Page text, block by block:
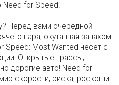
for Speed.
Перед вами очередной
пара, окутанная запахом
Speed: Most Wanted несет с
Открытые трассы,
дорогие авто! Need for
скорости, риска, роскоши